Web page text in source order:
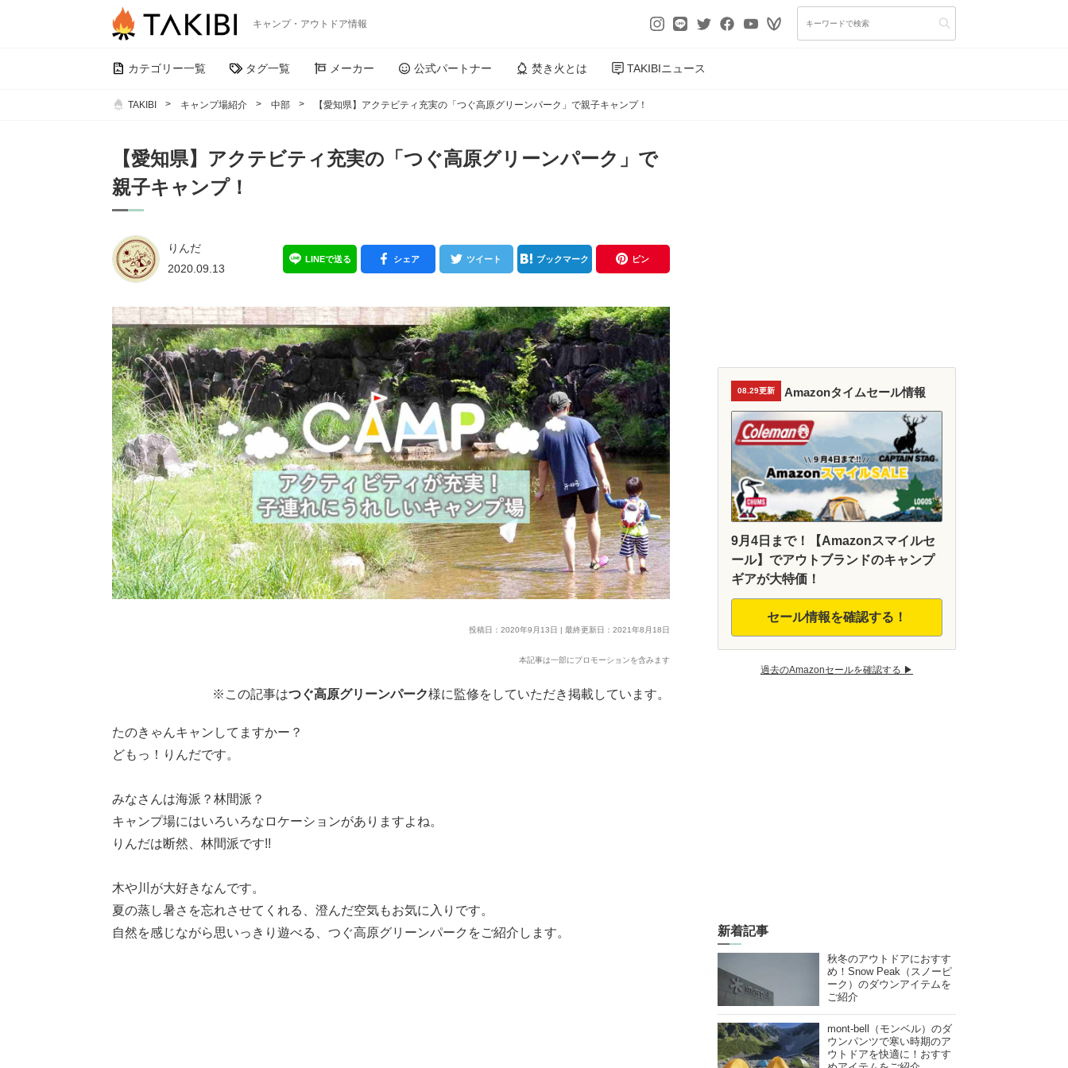
キャンプ・アウトドア情報
カテゴリー一覧 タグ一覧 メーカー 公式パートナー 焚き火とは TAKIBIニュース
TAKIBI キャンプ場紹介 中部 【愛知県】アクテビティ充実の「つぐ高原グリーンパーク」で親子キャンプ！
【愛知県】アクテビティ充実の「つぐ高原グリーンパーク」で
親子キャンプ！
りんだ
2020.09.13
LINEで送る シェア ツイート ブックマーク ピン
投稿日：2020年9月13日 | 最終更新日：2021年8月18日
本記事は一部にプロモーションを含みます
※この記事はつぐ高原グリーンパーク様に監修をしていただき掲載しています。
たのきゃんキャンしてますかー？
どもっ！りんだです。
みなさんは海派？林間派？
キャンプ場にはいろいろなロケーションがありますよね。
りんだは断然、林間派です!!
木や川が大好きなんです。
夏の蒸し暑さを忘れさせてくれる、澄んだ空気もお気に入りです。
自然を感じながら思いっきり遊べる、つぐ高原グリーンパークをご紹介します。
08.29更新 Amazonタイムセール情報
9月4日まで！【Amazonスマイルセ
ール】でアウトブランドのキャンプ
ギアが大特価！
セール情報を確認する！
過去のAmazonセールを確認する ▶︎
新着記事
秋冬のアウトドアにおすす
め！Snow Peak（スノーピ
ーク）のダウンアイテムを
ご紹介
mont-bell（モンベル）のダ
ウンパンツで寒い時期のア
ウトドアを快適に！おすす